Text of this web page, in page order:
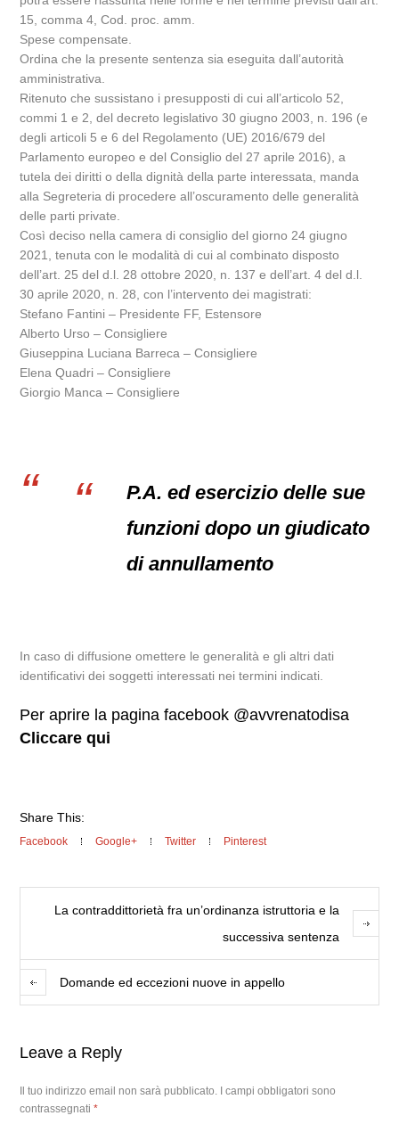
15, comma 4, Cod. proc. amm.
Spese compensate.
Ordina che la presente sentenza sia eseguita dall’autorità
amministrativa.
Ritenuto che sussistano i presupposti di cui all’articolo 52,
commi 1 e 2, del decreto legislativo 30 giugno 2003, n. 196 (e
degli articoli 5 e 6 del Regolamento (UE) 2016/679 del
Parlamento europeo e del Consiglio del 27 aprile 2016), a
tutela dei diritti o della dignità della parte interessata, manda
alla Segreteria di procedere all’oscuramento delle generalità
delle parti private.
Così deciso nella camera di consiglio del giorno 24 giugno
2021, tenuta con le modalità di cui al combinato disposto
dell’art. 25 del d.l. 28 ottobre 2020, n. 137 e dell’art. 4 del d.l.
30 aprile 2020, n. 28, con l’intervento dei magistrati:
Stefano Fantini – Presidente FF, Estensore
Alberto Urso – Consigliere
Giuseppina Luciana Barreca – Consigliere
Elena Quadri – Consigliere
Giorgio Manca – Consigliere
P.A. ed esercizio delle sue
funzioni dopo un giudicato
di annullamento
In caso di diffusione omettere le generalità e gli altri dati
identificativi dei soggetti interessati nei termini indicati.
Per aprire la pagina facebook @avvrenatodisa
Cliccare qui
Share This:
Facebook Google+ Twitter Pinterest
La contraddittorietà fra un’ordinanza istruttoria e la
successiva sentenza
Domande ed eccezioni nuove in appello
Leave a Reply
Il tuo indirizzo email non sarà pubblicato.
I campi obbligatori sono
contrassegnati*